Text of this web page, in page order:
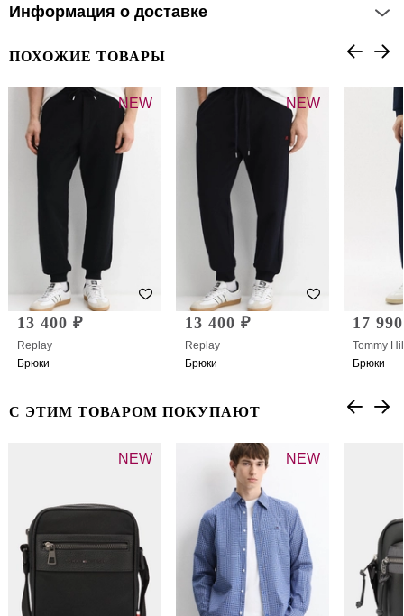
Информация о доставке
ПОХОЖИЕ ТОВАРЫ
NEW
13 400 ₽
Replay
Брюки
NEW
13 400 ₽
Replay
Брюки
17
Tommy
Брюки
С ЭТИМ ТОВАРОМ ПОКУПАЮТ
NEW NEW